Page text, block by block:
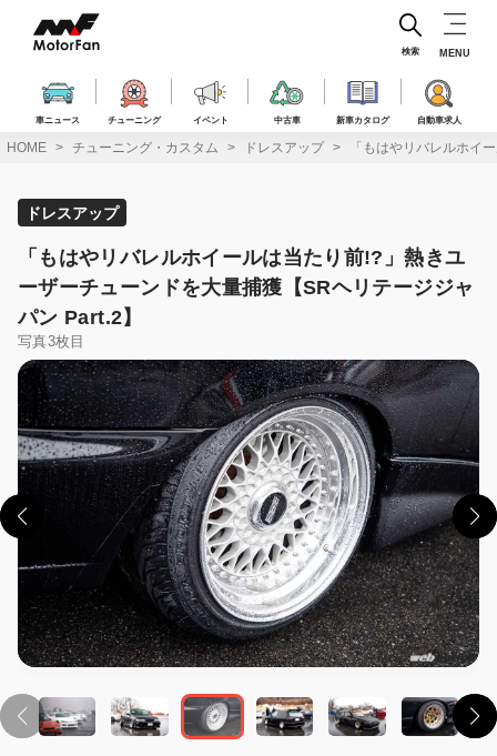
ス
車ニュース チューニング イベント 中古車 新車カタログ 自動車求人
検索 MENU
HOME チューニング・カスタム ドレスアップ 「もはやリバレルホイ
ドレスアップ
「もはやリバレルホイールは当たり前!?」熱きユ
ーザーチューンドを大量捕獲【SRヘリテージジャ
パン Part.2】
写真3枚目
この画像の記事を読む